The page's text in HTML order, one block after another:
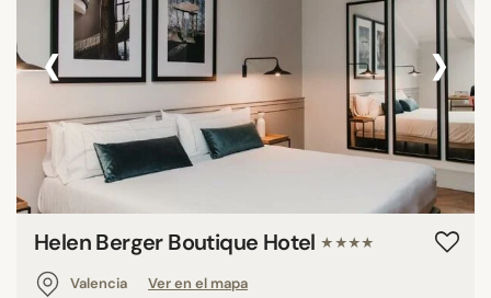
‹ ›
Helen Berger Boutique Hotel ★★★★
Valencia
Ver en el mapa